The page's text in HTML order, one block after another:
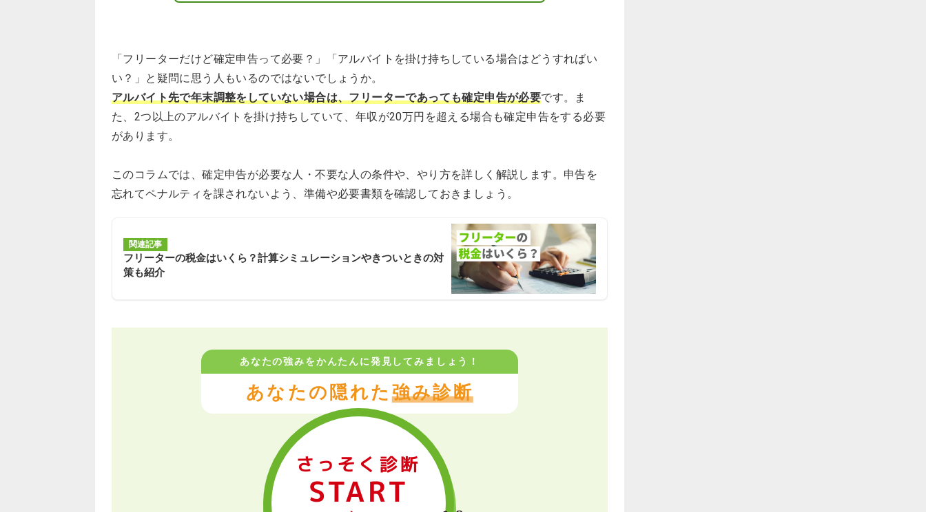
「フリーターだけど確定申告って必要？」「アルバイトを掛け持ちしている場合はどうすればい
い？」と疑問に思う人もいるのではないでしょうか。
アルバイト先で年末調整をしていない場合は、フリーターであっても確定申告が必要です。ま
た、2つ以上のアルバイトを掛け持ちしていて、年収が20万円を超える場合も確定申告をする必要
があります。
このコラムでは、確定申告が必要な人・不要な人の条件や、やり方を詳しく解説します。申告を
忘れてペナルティを課されないよう、準備や必要書類を確認しておきましょう。
関連記事
フリーターの税金はいくら？計算シミュレーションやきついときの対
策も紹介
あなたの強みをかんたんに発見してみましょう！
あなたの隠れた強み診断
さっそく診断
START